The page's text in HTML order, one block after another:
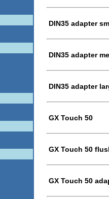
DIN35 adapter
DIN35 adapter
DIN35 adapter
GX Touch 50
GX Touch 50
GX Touch 50